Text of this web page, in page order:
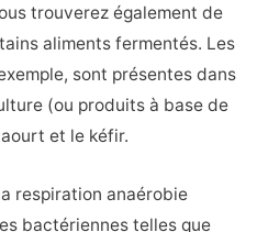
trouverez également de
aliments fermentés. Les
sont présentes dans
(ou produits à base de
et le kéfir.
respiration anaérobie
bactériennes telles que